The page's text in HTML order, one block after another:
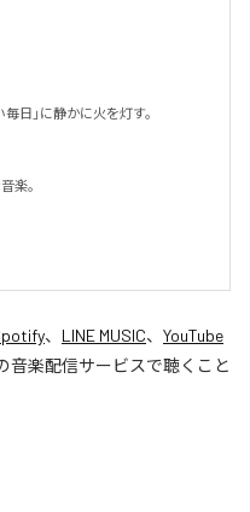
日」に静かに火を灯す。
楽。
、 LINE MUSIC、 YouTube
音楽配信サービスで聴くこと